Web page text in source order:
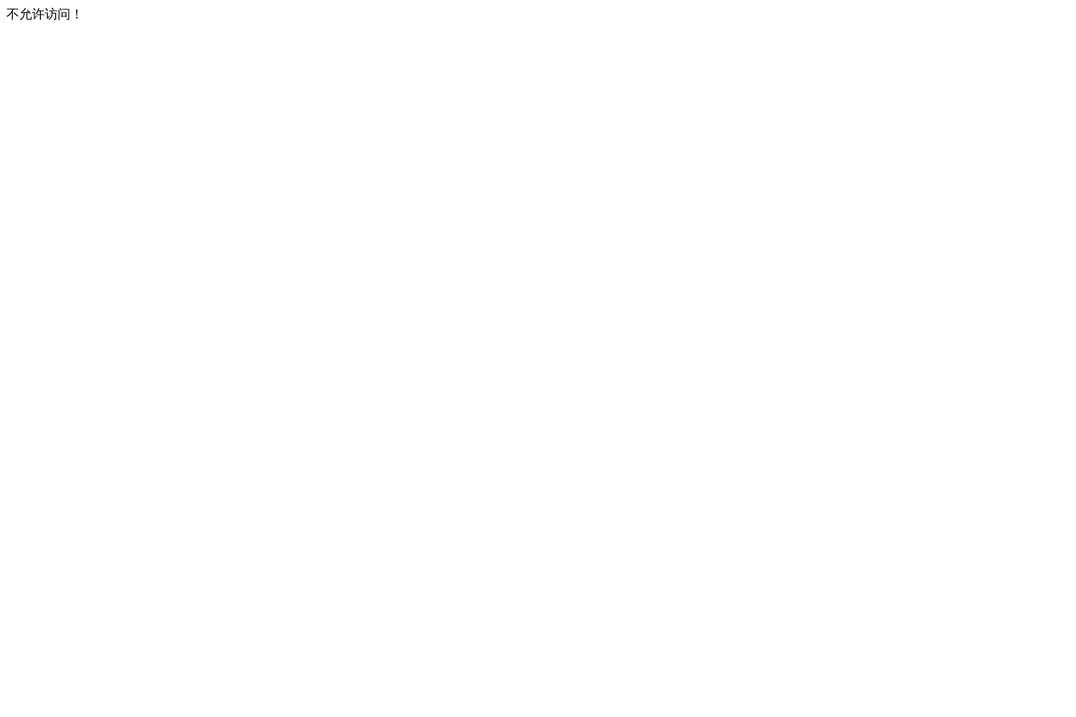
不允许访问！